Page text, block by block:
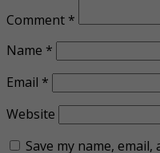
Comment *
Name *
Email *
Website
Save my name,